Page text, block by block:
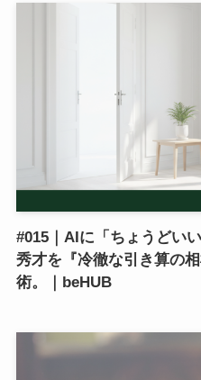
#015｜AIに「ちょうどい
秀才を『冷徹な引き算の
術。｜beHUB